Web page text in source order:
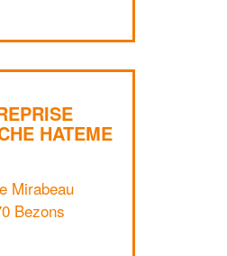
HATEME
Mirabeau
Bezons